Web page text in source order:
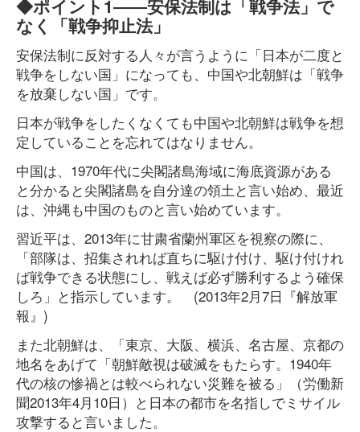
◆ポイント1――安保法制は「戦争法」で
なく「戦争抑止法」
安保法制に反対する人々が言うように「日本が二度と
戦争をしない国」になっても、中国や北朝鮮は「戦争
を放棄しない国」です。
日本が戦争をしたくなくても中国や北朝鮮は戦争を想
定していることを忘れてはなりません。
中国は、1970年代に尖閣諸島海域に海底資源がある
と分かると尖閣諸島を自分達の領土と言い始め、最近
は、沖縄も中国のものと言い始めています。
習近平は、2013年に甘粛省蘭州軍区を視察の際に、
「部隊は、招集されれば直ちに駆け付け、駆け付けれ
ば戦争できる状態にし、戦えば必ず勝利するよう確保
しろ」と指示しています。 (2013年2月7日『解放軍
報』)
また北朝鮮は、「東京、大阪、横浜、名古屋、京都の
地名をあげて「朝鮮敵視は破滅をもたらす。1940年
代の核の惨禍とは較べられない災難を被る」（労働新
聞2013年4月10日）と日本の都市を名指しでミサイル
攻撃すると言いました。